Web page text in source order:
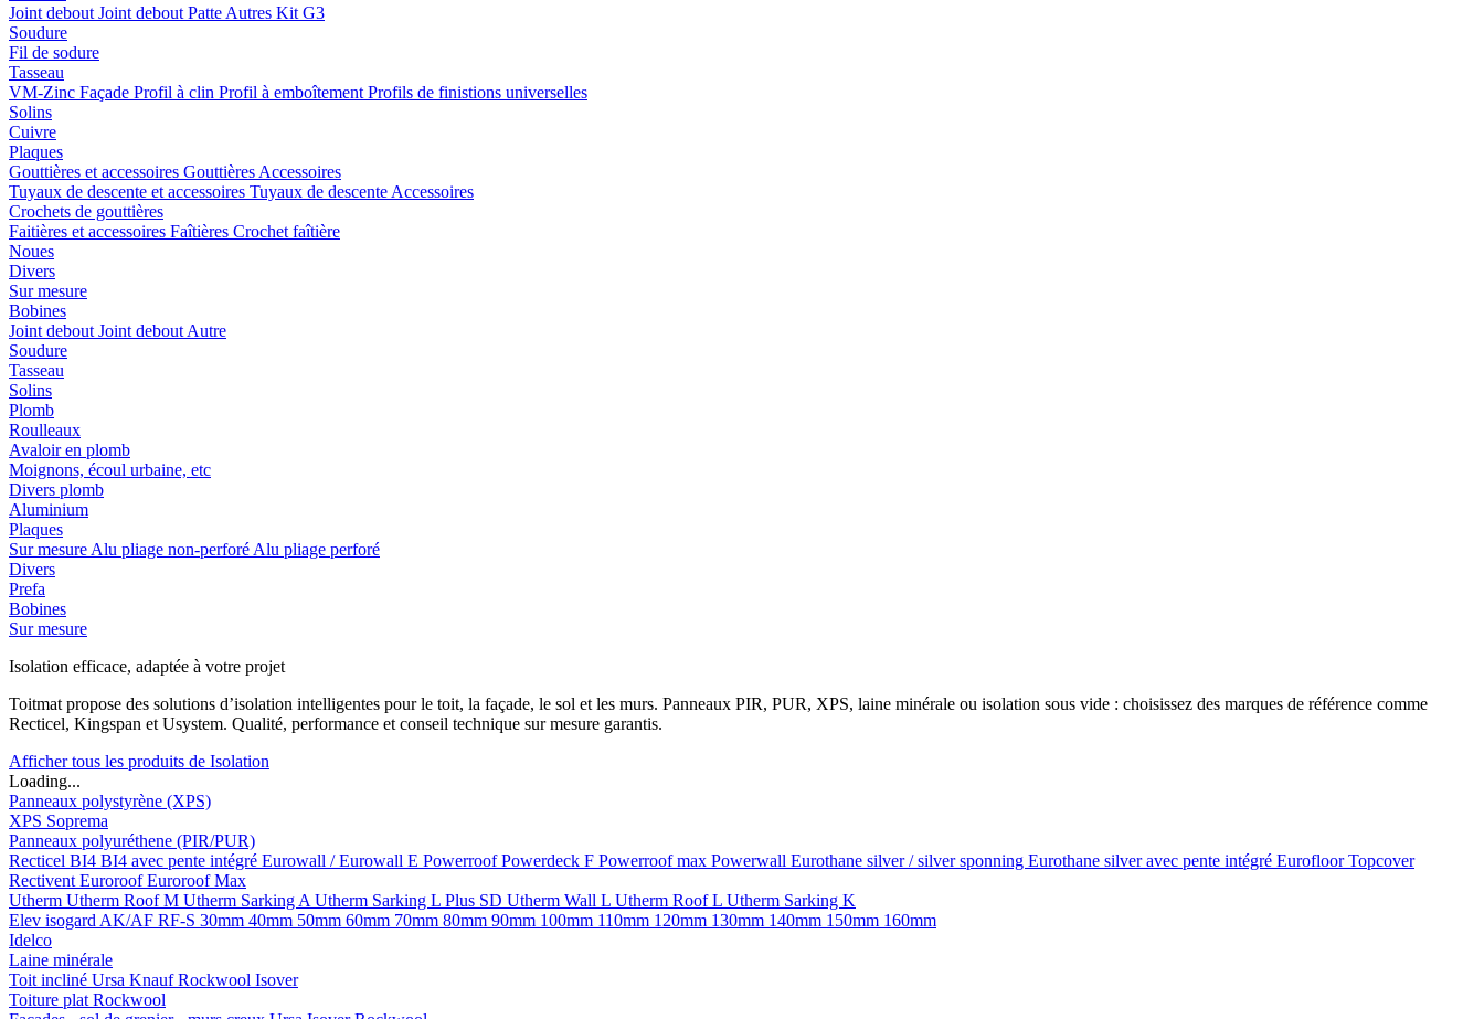
Joint debout Joint debout Patte Autres Kit G3
Soudure
Fil de sodure
Tasseau
VM-Zinc Façade Profil à clin Profil à emboîtement Profils de finistions universelles
Solins
Cuivre
Plaques
Gouttières et accessoires Gouttières Accessoires
Tuyaux de descente et accessoires Tuyaux de descente Accessoires
Crochets de gouttières
Faitières et accessoires Faîtières Crochet faîtière
Noues
Divers
Sur mesure
Bobines
Joint debout Joint debout Autre
Soudure
Tasseau
Solins
Plomb
Roulleaux
Avaloir en plomb
Moignons, écoul urbaine, etc
Divers plomb
Aluminium
Plaques
Sur mesure Alu pliage non-perforé Alu pliage perforé
Divers
Prefa
Bobines
Sur mesure
Isolation efficace, adaptée à votre projet
Toitmat propose des solutions d’isolation intelligentes pour le toit, la façade, le sol et les murs. Panneaux PIR, PUR, XPS, laine minérale ou isolation sous vide : choisissez des marques de référence comme
Recticel, Kingspan et Usystem. Qualité, performance et conseil technique sur mesure garantis.
Afficher tous les produits de Isolation
Loading...
Panneaux polystyrène (XPS)
XPS Soprema
Panneaux polyuréthene (PIR/PUR)
Recticel BI4 BI4 avec pente intégré Eurowall / Eurowall E PowerroofPowerdeck F Powerroof max Powerwall Eurothane silver / silver sponning Eurothane silver avec pente intégré EurofloorTopcover
Rectivent EuroroofEuroroof Max
Utherm Utherm Roof M Utherm Sarking A Utherm Sarking L Plus SD Utherm Wall L Utherm Roof L Utherm Sarking K
Elev isogard AK/AF RF-S 30mm 40mm 50mm 60mm 70mm 80mm 90mm 100mm 110mm 120mm 130mm 140mm 150mm 160mm
Idelco
Laine minérale
Toit incliné Ursa KnaufRockwool Isover
Toiture plat Rockwool